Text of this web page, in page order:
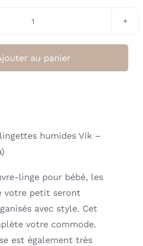
quantité
Combinaison
au panier
humides Vik –
linge pour bébé, les
votre petit seront
avec style. Cet
votre commode.
est également très